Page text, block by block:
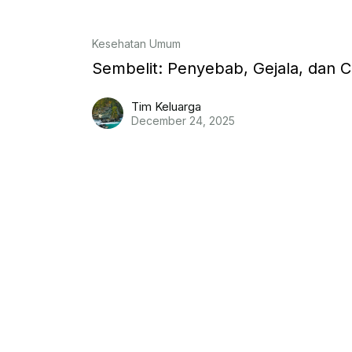
Kesehatan Umum
Sembelit: Penyebab, Gejala, dan
Tim Keluarga
December 24, 2025